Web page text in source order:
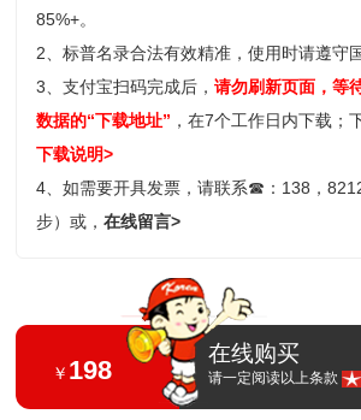
85%+。
2、标普名录合法有效精准，使用时请遵守
3、支付宝扫码完成后，请勿刷新页面，等
数据的“下载地址” ，在7个工作日内下载；
下载说明>
4、如需要开具发票，请联系☎ ：138，
步）或，在线留言>
￥ 198
在线购买
请一定阅读以上条款